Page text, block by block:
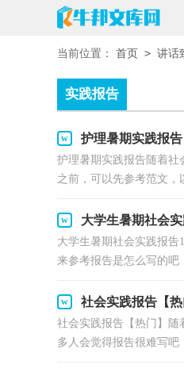
当前位置： 首页 > 讲话
实践报告
护理暑期实践报告
护理暑期实践报告随着社
之前，可以先参考范文
大学生暑期社会
大学生暑期社会实践报
来参考报告是怎么写的
社会实践报告【热
社会实践报告【热门】随
多人会觉得报告很难写